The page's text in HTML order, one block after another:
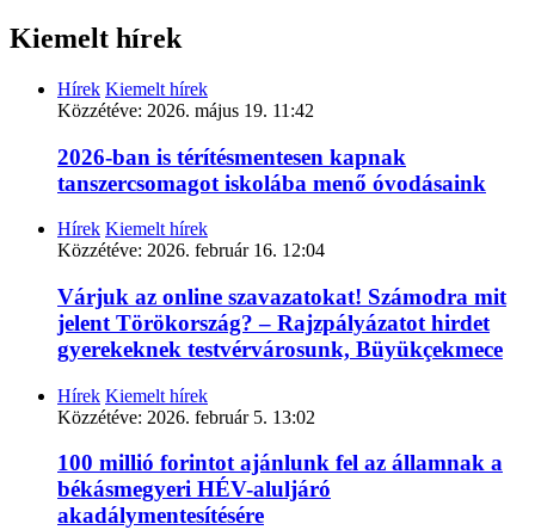
Kiemelt hírek
Hírek Kiemelt hírek
Közzétéve: 2026. május 19. 11:42
2026-ban is térítésmentesen kapnak
tanszercsomagot iskolába menő óvodásaink
Hírek Kiemelt hírek
Közzétéve: 2026. február 16. 12:04
Várjuk az online szavazatokat! Számodra mit
jelent Törökország? – Rajzpályázatot hirdet
gyerekeknek testvérvárosunk, Büyükçekmece
Hírek Kiemelt hírek
Közzétéve: 2026. február 5. 13:02
100 millió forintot ajánlunk fel az államnak a
békásmegyeri HÉV-aluljáró
akadálymentesítésére